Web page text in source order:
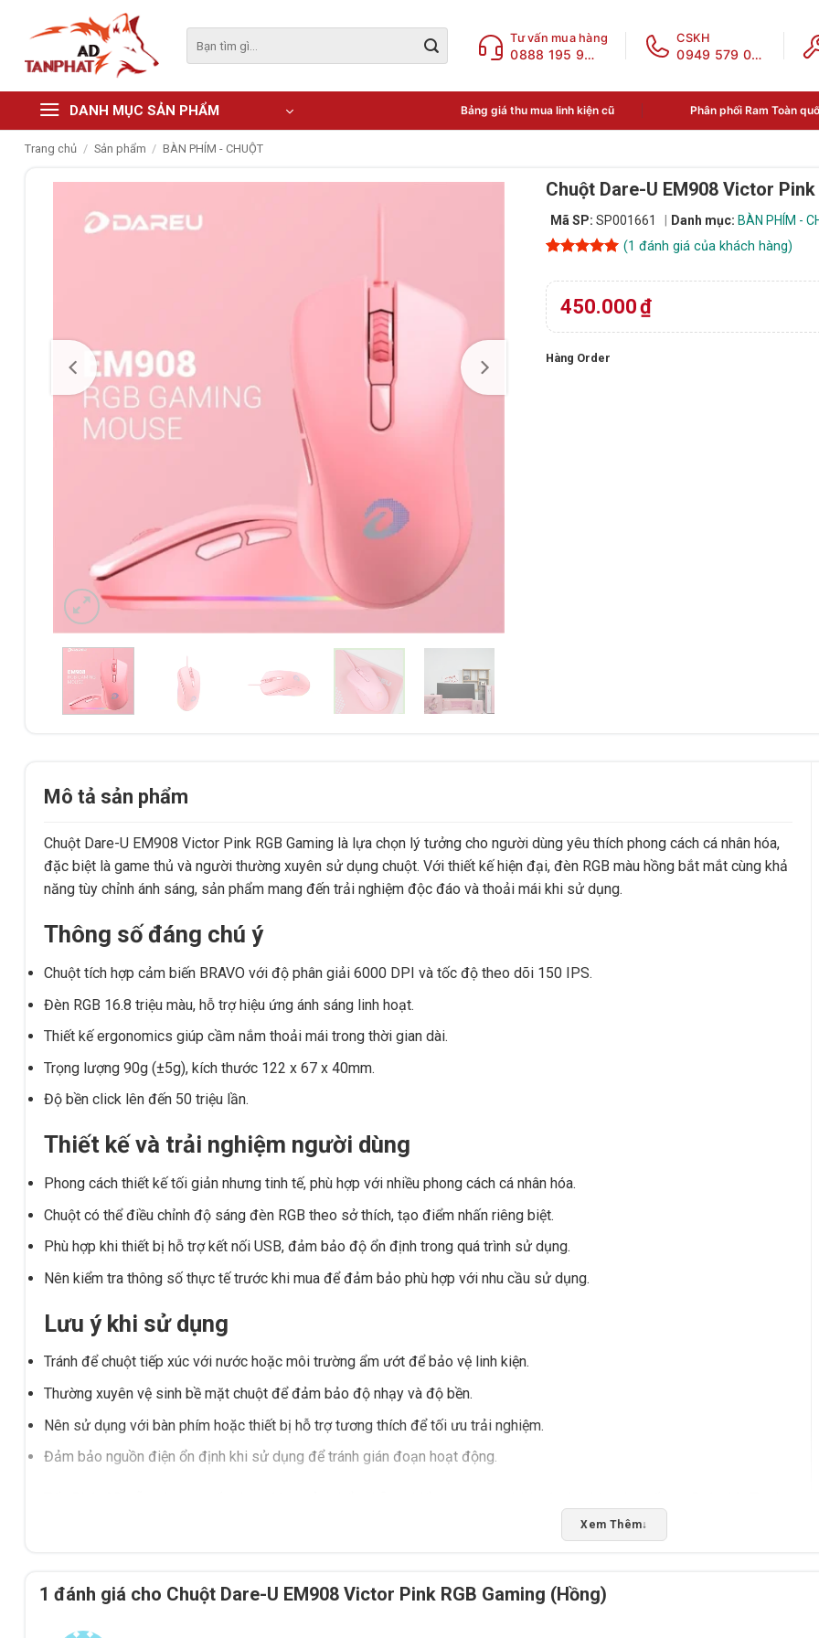
content
kiếm:
Tư vấn mua hàng
0888 195 969
CSKH
0949 579 078
DANH MỤC SẢN PHẨM Bảng giá thu mua linh kiện cũ Phân phối Ram Toàn
Trang chủ / Sản phẩm / BÀN PHÍM - CHUỘT
Chuột Dare-U EM908 Victor
Mã SP: SP001661 Danh mục: BÀN PHÍM -
dựa trên
đánh giá
(1 đánh giá của khách hàng)
450.000₫
Hàng Order
Mô tả sản phẩm
Chuột Dare-U EM908 Victor Pink RGB Gaming là lựa chọn lý tưởng cho người dùng yêu thích phong cách cá nhân hóa,
đặc biệt là game thủ và người thường xuyên sử dụng chuột. Với thiết kế hiện đại, đèn RGB màu hồng bắt mắt cùng khả
năng tùy chỉnh ánh sáng, sản phẩm mang đến trải nghiệm độc đáo và thoải mái khi sử dụng.
Thông số đáng chú ý
Chuột tích hợp cảm biến BRAVO với độ phân giải 6000 DPI và tốc độ theo dõi 150 IPS.
Đèn RGB 16.8 triệu màu, hỗ trợ hiệu ứng ánh sáng linh hoạt.
Thiết kế ergonomics giúp cầm nắm thoải mái trong thời gian dài.
Trọng lượng 90g (±5g), kích thước 122 x 67 x 40mm.
Độ bền click lên đến 50 triệu lần.
Thiết kế và trải nghiệm người dùng
Phong cách thiết kế tối giản nhưng tinh tế, phù hợp với nhiều phong cách cá nhân hóa.
Chuột có thể điều chỉnh độ sáng đèn RGB theo sở thích, tạo điểm nhấn riêng biệt.
Phù hợp khi thiết bị hỗ trợ kết nối USB, đảm bảo độ ổn định trong quá trình sử dụng.
Nên kiểm tra thông số thực tế trước khi mua để đảm bảo phù hợp với nhu cầu sử dụng.
Lưu ý khi sử dụng
Tránh để chuột tiếp xúc với nước hoặc môi trường ẩm ướt để bảo vệ linh kiện.
Thường xuyên vệ sinh bề mặt chuột để đảm bảo độ nhạy và độ bền.
Nên sử dụng với bàn phím hoặc thiết bị hỗ trợ tương thích để tối ưu trải nghiệm.
Đảm bảo nguồn điện ổn định khi sử dụng để tránh gián đoạn hoạt động.
Xem Thêm↓
1 đánh giá cho Chuột Dare-U EM908 Victor Pink RGB Gaming (Hồng)